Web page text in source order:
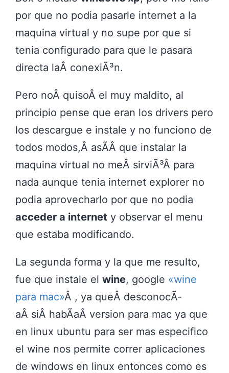
por que no podia pasarle internet a la
maquina virtual y no supe por que si
tenia configurado para que le pasara
directa laÂ conexiÃ³n.
Pero noÂ quisoÂ el muy maldito, al
principio pense que eran los drivers pero
los descargue e instale y no funciono de
todos modos,Â asÃ­Â que instalar la
maquina virtual no meÂ sirviÃ³Â para
nada aunque tenia internet explorer no
podia aprovecharlo por que no podia
acceder a internet y observar el menu
que estaba modificando.
La segunda forma y la que me resulto,
fue que instale el wine, google «wine
para mac»Â , ya queÂ desconocÃ­
aÂ siÂ habÃ­aÂ version para mac ya que
en linux ubuntu para ser mas especifico
el wine nos permite correr aplicaciones
de windows en linux entonces como es